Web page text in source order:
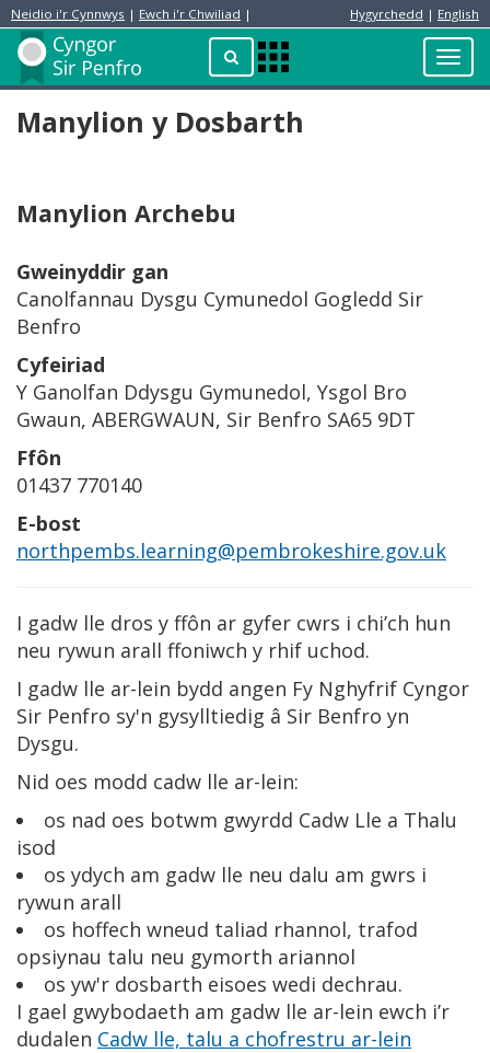
Neidio i'r Cynnwys | Ewch i'r Chwiliad | Hygyrchedd | English
ChwilioApps
Menu
Preswylydd
Manylion y Dosbarth
Manylion Archebu
Gweinyddir gan
Canolfannau Dysgu Cymunedol Gogledd Sir
Benfro
Cyfeiriad
Y Ganolfan Ddysgu Gymunedol, Ysgol Bro
Gwaun, ABERGWAUN, Sir Benfro SA65 9DT
Ffôn
01437 770140
E-bost
northpembs.learning@pembrokeshire.gov.uk
I gadw lle dros y ffôn ar gyfer cwrs i chi’ch hun
neu rywun arall ffoniwch y rhif uchod.
I gadw lle ar-lein bydd angen Fy Nghyfrif Cyngor
Sir Penfro sy'n gysylltiedig â Sir Benfro yn
Dysgu.
Nid oes modd cadw lle ar-lein:
os nad oes botwm gwyrdd Cadw Lle a Thalu
isod
os ydych am gadw lle neu dalu am gwrs i
rywun arall
os hoffech wneud taliad rhannol, trafod
opsiynau talu neu gymorth ariannol
os yw'r dosbarth eisoes wedi dechrau.
I gael gwybodaeth am gadw lle ar-lein ewch i’r
dudalen Cadw lle, talu a chofrestru ar-lein